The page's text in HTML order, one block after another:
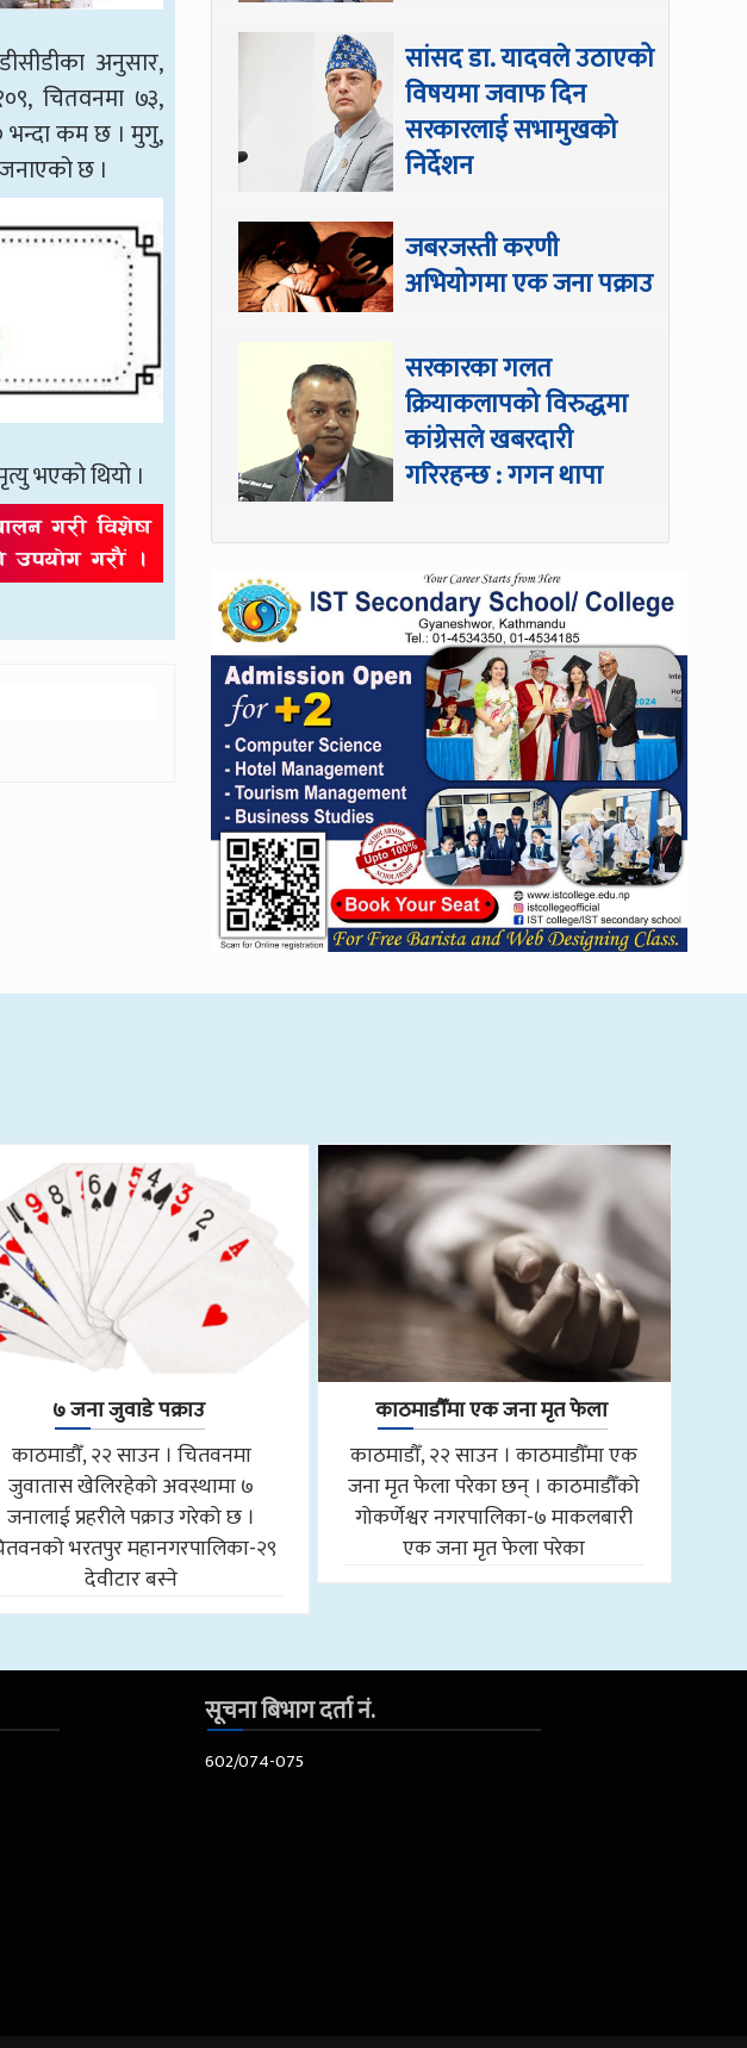
अनुसार,
चितवनमा ७३,
भन्दा कम छ । मुगु,
छ ।
भएको थियो ।
सांसद डा‍‍. यादवले उठाएको
विषयमा जवाफ दिन
सरकारलाई सभामुखको
निर्देशन
जबरजस्ती करणी
अभियोगमा एक जना पक्राउ
सरकारका गलत
क्रियाकलापको विरुद्धमा
कांग्रेसले खबरदारी
गरिरहन्छ : गगन थापा
७ जना जुवाडे पक्राउ
काठमाडौँ, २२ साउन । चितवनमा
जुवातास खेलिरहेको अवस्थामा ७
जनालाई प्रहरीले पक्राउ गरेको छ ।
भरतपुर महानगरपालिका-२९
देवीटार बस्ने
काठमाडौँमा एक जना मृत फेला
काठमाडौँ, २२ साउन । काठमाडौँमा एक
जना मृत फेला परेका छन् । काठमाडौँको
गोकर्णेश्वर नगरपालिका-७ माकलबारी
एक जना मृत फेला परेका
सूचना बिभाग दर्ता नं.
602/074-075